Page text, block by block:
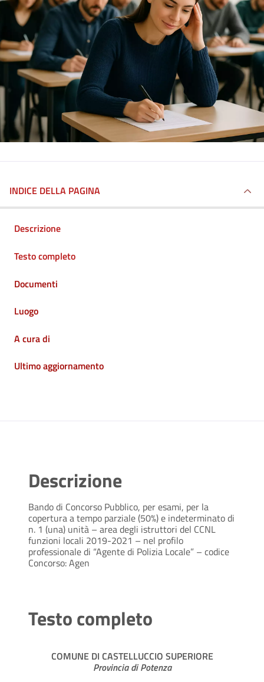
INDICE DELLA PAGINA
Descrizione
Testo completo
Documenti
Luogo
A cura di
Ultimo aggiornamento
Descrizione
Bando di Concorso Pubblico, per esami, per la
copertura a tempo parziale (50%) e indeterminato di
n. 1 (una) unità – area degli istruttori del CCNL
funzioni locali 2019-2021 – nel profilo
professionale di “Agente di Polizia Locale” – codice
Concorso: Agen
Testo completo
COMUNE DI CASTELLUCCIO SUPERIORE
Provincia di Potenza